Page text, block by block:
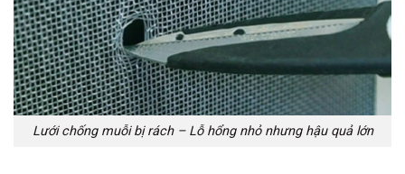
Lưới chống muỗi bị rách – Lỗ hổng nhỏ nhưng hậu quả lớn